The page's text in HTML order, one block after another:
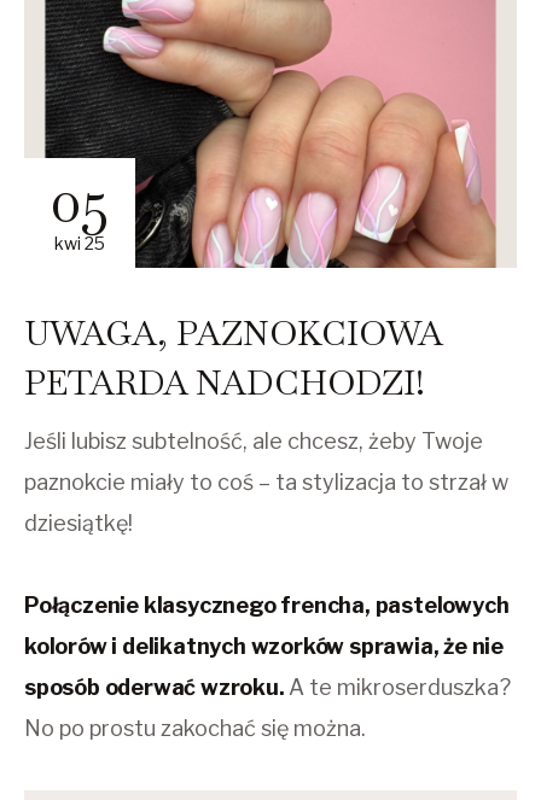
05
kwi 25
UWAGA, PAZNOKCIOWA
PETARDA NADCHODZI!
Jeśli lubisz subtelność, ale chcesz, żeby Twoje
paznokcie miały to coś – ta stylizacja to strzał w
dziesiątkę!
Połączenie klasycznego frencha, pastelowych
kolorów i delikatnych wzorków sprawia, że nie
sposób oderwać wzroku. A te mikroserduszka?
No po prostu zakochać się można.